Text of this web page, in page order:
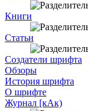
Книги
Статьи
Создатели шрифта
Обзоры
История шрифта
О шрифте
Журнал [кАк)